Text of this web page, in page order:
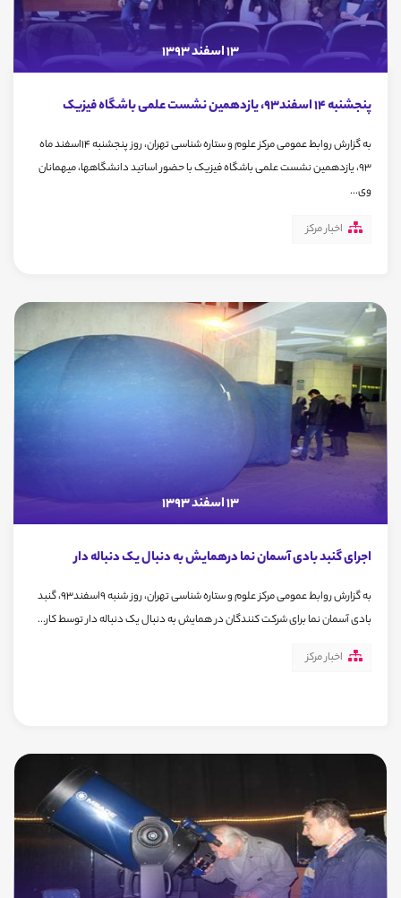
13 اسفند 1393
پنجشنبه 14 اسفند93، یازدهمین نشست علمی باشگاه فیزیک
به گزارش روابط عمومی مرکز علوم و ستاره شناسی تهران، روز پنجشنبه 14اسفند ماه
93، یازدهمین نشست علمی باشگاه فیزیک با حضور اساتید دانشگاهها، میهمانان
وی...
اخبار مرکز
13 اسفند 1393
اجرای گنبد بادی آسمان نما درهمایش به دنبال یک دنباله دار
به گزارش روابط عمومی مرکز علوم و ستاره شناسی تهران، روز شنبه 9اسفند93، گنبد
بادی آسمان نما برای شرکت کنندگان در همایش به دنبال یک دنباله دار توسط کار...
اخبار مرکز